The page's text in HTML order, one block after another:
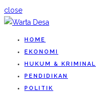
close
HOME
EKONOMI
HUKUM & KRIMINAL
PENDIDIKAN
POLITIK